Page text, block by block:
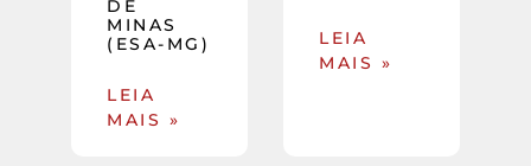
DE
MINAS
(ESA-MG)
LEIA
MAIS »
LEIA
MAIS »